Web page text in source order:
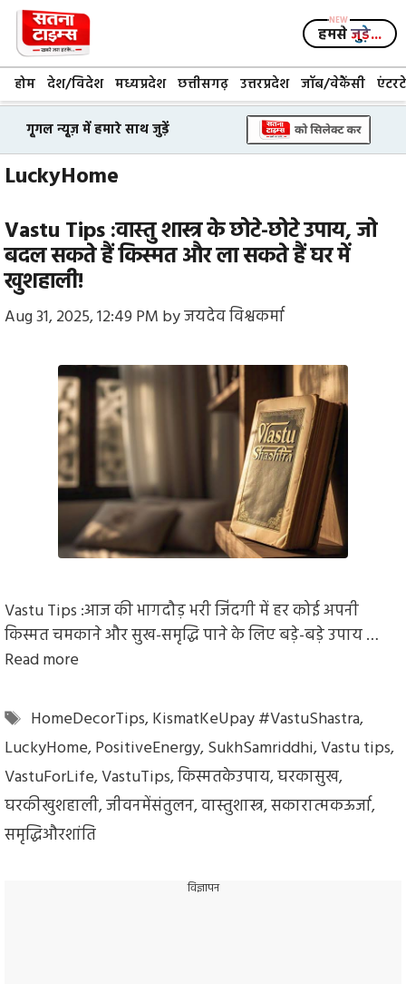
Skip
content
हमसेजुड़े...
होम देश/विदेश मध्यप्रदेश छत्तीसगढ़ उत्तरप्रदेश जॉब/वेकैंसी
गूगल न्यूज़ में हमारे साथ जुड़ें
LuckyHome
Vastu Tips :वास्तु शास्त्र के छोटे-छोटे उपाय, जो
बदल सकते हैं किस्मत और ला सकते हैं घर में
खुशहाली!
Aug 31, 2025, 12:49 PM byजयदेव विश्वकर्मा
Vastu Tips :आज की भागदौड़ भरी जिंदगी में हर कोई अपनी
किस्मत चमकाने और सुख-समृद्धि पाने के लिए बड़े-बड़े उपाय …
Read more
Tags
HomeDecorTips,KismatKeUpay #VastuShastra,
LuckyHome,PositiveEnergy,SukhSamriddhi,Vastu tips,
VastuForLife,VastuTips,किस्मतकेउपाय,घरकासुख,
घरकीखुशहाली,जीवनमेंसंतुलन,वास्तुशास्त्र,सकारात्मकऊर्जा,
समृद्धिऔरशांति
विज्ञापन